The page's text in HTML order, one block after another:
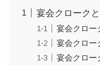
宴会クローク
宴会クロー
宴会クロー
宴会クロー